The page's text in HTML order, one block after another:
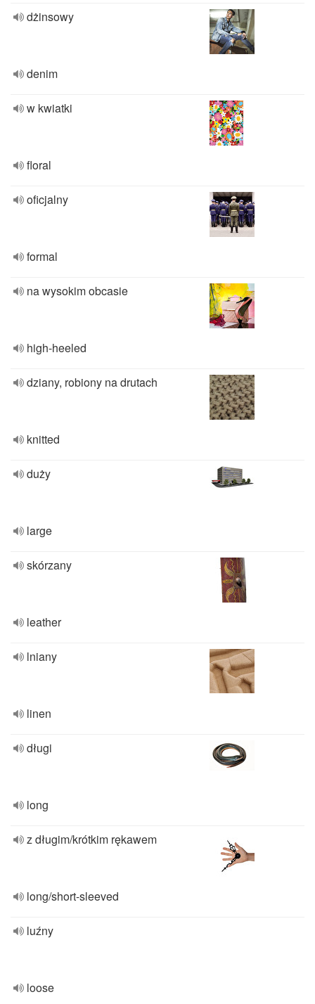
dżinsowy
denim
w kwiatki
floral
oficjalny
formal
na wysokim obcasie
high-heeled
dziany, robiony na drutach
knitted
duży
large
skórzany
leather
lniany
linen
długi
long
z długim/krótkim rękawem
long/short-sleeved
luźny
loose